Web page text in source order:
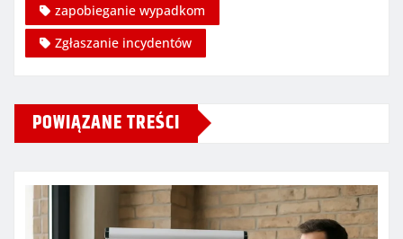
zapobieganie wypadkom
Zgłaszanie incydentów
POWIĄZANE TREŚCI